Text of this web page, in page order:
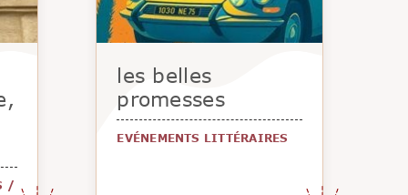
/
les belles
promesses
EVÉNEMENTS LITTÉRAIRES